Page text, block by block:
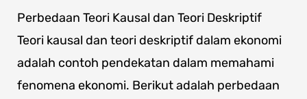
Perbedaan Teori Kausal dan Teori Deskriptif
Teori kausal dan teori deskriptif dalam ekonomi
adalah contoh pendekatan dalam memahami
fenomena ekonomi. Berikut adalah perbedaan